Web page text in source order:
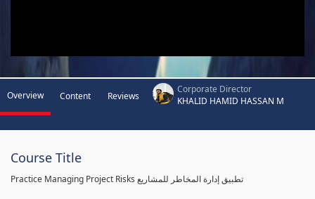
Overview Content Reviews
Corporate Director
KHALID HAMID HASSAN M
Course Title
Practice Managing Project Risks تطبيق إدارة المخاطر للمشاريع